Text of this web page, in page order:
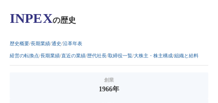
INPEXの歴史
歴史概要 長期業績 通史 沿革年表
経営の転換点 長期業績 直近の業績 歴代社長 取締役一覧 大株主・株主構成 組織と給料
創業
1966年